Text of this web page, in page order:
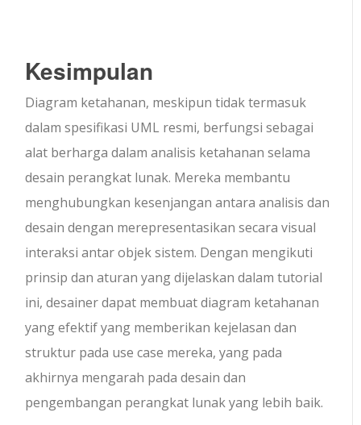
Kesimpulan
Diagram ketahanan, meskipun tidak termasuk
dalam spesifikasi UML resmi, berfungsi sebagai
alat berharga dalam analisis ketahanan selama
desain perangkat lunak. Mereka membantu
menghubungkan kesenjangan antara analisis dan
desain dengan merepresentasikan secara visual
interaksi antar objek sistem. Dengan mengikuti
prinsip dan aturan yang dijelaskan dalam tutorial
ini, desainer dapat membuat diagram ketahanan
yang efektif yang memberikan kejelasan dan
struktur pada use case mereka, yang pada
akhirnya mengarah pada desain dan
pengembangan perangkat lunak yang lebih baik.